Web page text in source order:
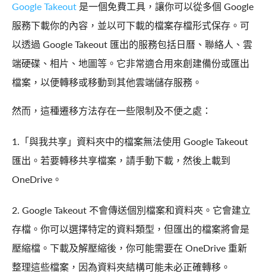
Google Takeout 是一個免費工具，讓你可以從多個 Google
服務下載你的內容，並以可下載的檔案存檔形式保存。可
以透過 Google Takeout 匯出的服務包括日曆、聯絡人、雲
端硬碟、相片、地圖等。它非常適合用來創建備份或匯出
檔案，以便轉移或移動到其他雲端儲存服務。
然而，這種遷移方法存在一些限制及不便之處：
1.「與我共享」資料夾中的檔案無法使用 Google Takeout
匯出。若要轉移共享檔案，請手動下載，然後上載到
OneDrive。
2. Google Takeout 不會傳送個別檔案和資料夾。它會建立
存檔。你可以選擇特定的資料類型，但匯出的檔案將會是
壓縮檔。下載及解壓縮後，你可能需要在 OneDrive 重新
整理這些檔案，因為資料夾結構可能未必正確轉移。